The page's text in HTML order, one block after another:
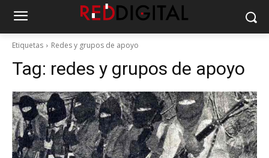
Etiquetas Redes y grupos de apoyo
Tag: redes y grupos de apoyo